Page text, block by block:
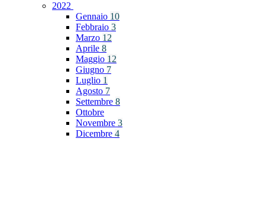
2022
Gennaio 10
Febbraio 3
Marzo 12
Aprile 8
Maggio 12
Giugno 7
Luglio 1
Agosto 7
Settembre 8
Ottobre
Novembre 3
Dicembre 4